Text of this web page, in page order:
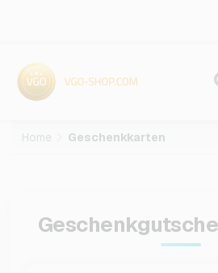
Home Geschenkkarten